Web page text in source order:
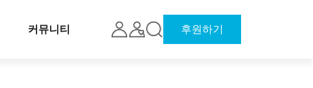
커뮤니티 후원하기